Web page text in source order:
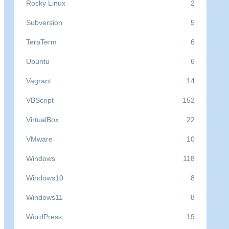
Rocky Linux 2
Subversion 5
TeraTerm 6
Ubuntu 6
Vagrant 14
VBScript 152
VirtualBox 22
VMware 10
Windows 118
Windows10 8
Windows11 8
WordPress 19